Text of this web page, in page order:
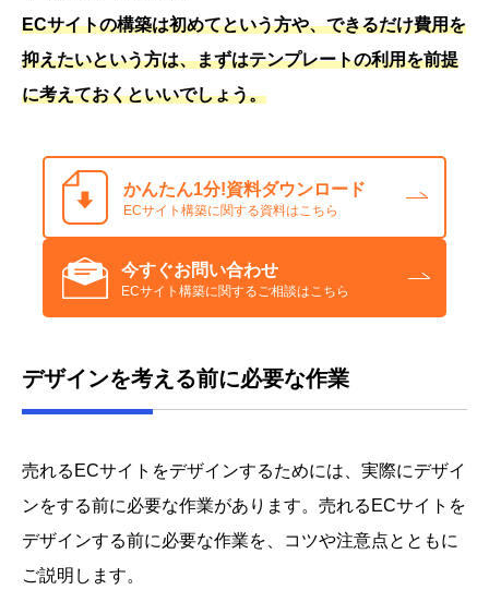
ECサイトの構築は初めてという方や、できるだけ費用を
抑えたいという方は、まずはテンプレートの利用を前提
に考えておくといいでしょう。
かんたん1分!資料ダウンロード
ECサイト構築に関する資料はこちら
今すぐお問い合わせ
ECサイト構築に関するご相談はこちら
デザインを考える前に必要な作業
売れるECサイトをデザインするためには、実際にデザイ
ンをする前に必要な作業があります。売れるECサイトを
デザインする前に必要な作業を、コツや注意点とともに
ご説明します。